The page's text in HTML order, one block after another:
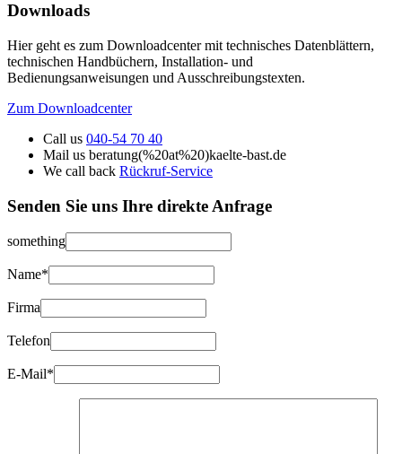
Downloads
Hier geht es zum Downloadcenter mit technisches Datenblättern,
technischen Handbüchern, Installation- und
Bedienungsanweisungen und Ausschreibungstexten.
Zum Downloadcenter
Call us 040-54 70 40
Mail us beratung(%20at%20)kaelte-bast.de
We call back Rückruf-Service
Senden Sie uns Ihre direkte Anfrage
something
Name*
Firma
Telefon
E-Mail*